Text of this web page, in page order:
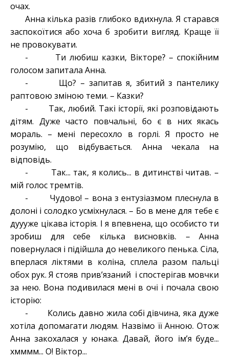
очах.
Анна кілька разів глибоко вдихнула. Я старався
заспокоїтися або хоча б зробити вигляд. Краще її
не провокувати.
- Ти любиш казки, Вікторе? – спокійним
голосом запитала Анна.
- Що? – запитав я, збитий з пантелику
раптовою зміною теми. – Казки?
- Так, любий. Такі історії, які розповідають
дітям. Дуже часто повчальні, бо є в них якась
мораль. – мені пересохло в горлі. Я просто не
розумію, що відбувається. Анна чекала на
відповідь.
- Так... так, я колись... в дитинстві читав. –
мій голос тремтів.
- Чудово! – вона з ентузіазмом плеснула в
долоні і солодко усміхнулася. – Бо в мене для тебе є
дуууже цікава історія. І я впевнена, що особисто ти
зробиш для себе кілька висновків. – Анна
повернулася і підійшла до невеликого пенька. Сіла,
вперлася ліктями в коліна, сплела разом пальці
обох рук. Я стояв прив’язаний і спостерігав мовчки
за нею. Вона подивилася мені в очі і почала свою
історію:
- Колись давно жила собі дівчина, яка дуже
хотіла допомагати людям. Назвімо її Анною. Отож
Анна закохалася у юнака. Давай, його ім’я буде...
хмммм... О! Віктор...